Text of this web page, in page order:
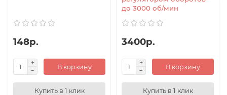
148р.
В корзину
Купить в 1 клик
до 3000 об/мин
3400р.
В корзину
Купить в 1 клик